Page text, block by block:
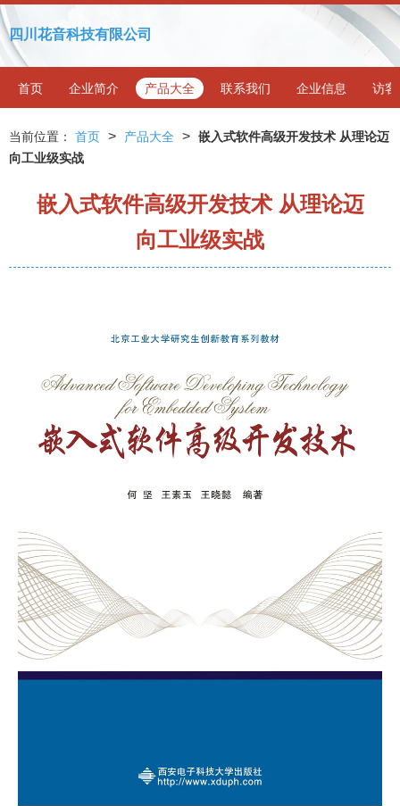
四川花音科技有限公司
首页 企业简介 产品大全 联系我们 企业信息 访客
当前位置： 首页 > 产品大全 > 嵌入式软件高级开发技术 从理论迈
向工业级实战
嵌入式软件高级开发技术 从理论迈
向工业级实战